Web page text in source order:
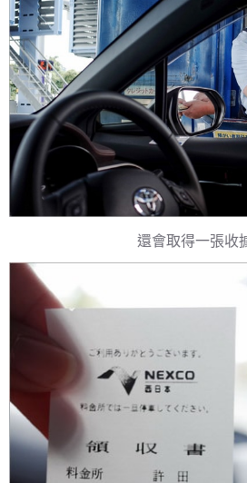
還會取得一張收